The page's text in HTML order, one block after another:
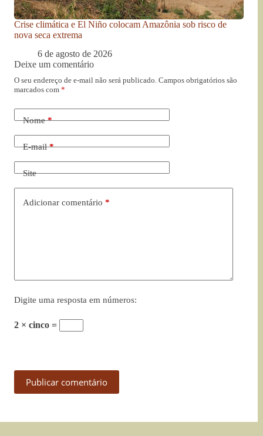
Crise climática e El Niño colocam Amazônia sob risco de
nova seca extrema
6 de agosto de 2026
Deixe um comentário
O seu endereço de e-mail não será publicado. Campos obrigatórios são
marcados com *
Nome*
E-mail*
Site
Adicionar comentário *
Digite uma resposta em números:
2 × cinco =
Publicar comentário